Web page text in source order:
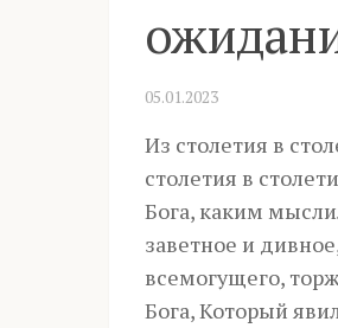
05.01.2023
Из столетия в
столетия в
Бога, каким
заветное и
всемогущего,
Бога, Который